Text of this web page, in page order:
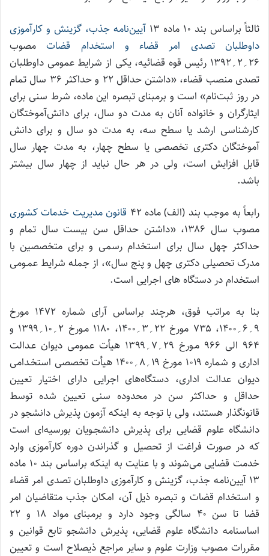
ثالثاً براساس بند ۱۰ ماده ۱۳
آیین‌نامه جذب، گزینش و کارآموزی
داوطلبان تصدی امر قضاء و استخدام قضاتمصوب
۲۶؍۲؍۱۳۹۲ رئیس قوه قضائیه، یکی از شرایط عمومی داوطلبان
تصدی منصب قضاء، «داشتن حداقل ۲۲ و حداکثر ۳۶ سال تمام
در روز ثبت‌نام» است و برمبنای تبصره این ماده، شرط سنی برای
ایثارگران و خانواده آنان به مدت دو سال، برای دانش‌آموختگان
کارشناسی ارشد یا سطح سه، به مدت دو سال و برای دانش
آموختگان دکتری تخصصی یا سطح چهار، به مدت چهار سال
قابل افزایش است، ولی در هر حال نباید از چهار سال بیشتر
باشد.
رابعاً به موجب بند (الف) ماده ۴۲
قانون مدیریت خدمات کشوری
مصوب سال ۱۳۸۶، «داشتن حداقل سن بیست سال تمام و
حداکثر چهل سال برای استخدام رسمی و برای متخصصین با
مدرک تحصیلی دکتری چهل و پنج سال»، از جمله شرایط عمـومی
استخدام در دستگاه های اجرایی است.
بنا به مراتب فوق، هرچند براساس آرای شماره ۱۴۷۲ مورخ
۹؍۶؍۱۴۰۰، ۷۳۵ مورخ ۲۲؍۳؍۱۴۰۰، ۱۱۸۰ مـورخ ۲؍۱۰؍۱۳۹۹ و
۹۶۴ الی ۹۶۶ مـورخ ۲۹؍۷؍۱۳۹۹ هیأت عمومی دیوان عـدالت
اداری و شماره ۱۰۱۹ مورخ ۱۹؍۸؍۱۴۰۰ هیأت تخصصی استخـدامی
دیوان عدالت اداری، دستگاه‌های اجرایی دارای اختیار تعیین
حداقل و حداکثر سن در محدوده سنی تعیین شده توسط
قانونگذار هستند، ولی با توجه به اینکه آزمون پذیرش دانشجو در
دانشگاه علوم قضایی برای پذیرش دانشجـویان بورسیه‌ای است
که در صورت فراغت از تحصیل و گذراندن دوره کارآموزی وارد
خدمت قضایی می‌شوند و با عنایت به اینکه براساس بند ۱۰ ماده
۱۳ آیین‌نامه جذب، گزینش و کارآموزی داوطلبان تصدی امر قضاء
و استخدام قضات و تبصره ذیل آن، امکان جذب متقاضیان امر
قضا تا سن ۴۰ سالگی وجود دارد و برمبنای مواد ۱۸ و ۲۲
اساسنامه دانشگاه علوم قضایی، پذیرش دانشجو تابع قوانین و
مقررات مصوب وزارت علوم و سایر مراجع ذیصلاح است و تعیین